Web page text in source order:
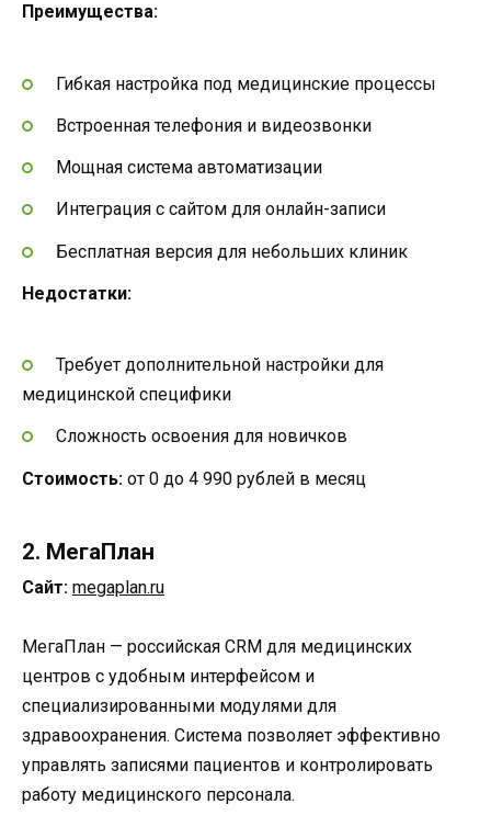
Преимущества:
Гибкая настройка под медицинские процессы
Встроенная телефония и видеозвонки
Мощная система автоматизации
Интеграция с сайтом для онлайн-записи
Бесплатная версия для небольших клиник
Недостатки:
Требует дополнительной настройки для
медицинской специфики
Сложность освоения для новичков
Стоимость: от 0 до 4 990 рублей в месяц
2. МегаПлан
Сайт: megaplan.ru
МегаПлан — российская CRM для медицинских
центров с удобным интерфейсом и
специализированными модулями для
здравоохранения. Система позволяет эффективно
управлять записями пациентов и контролировать
работу медицинского персонала.